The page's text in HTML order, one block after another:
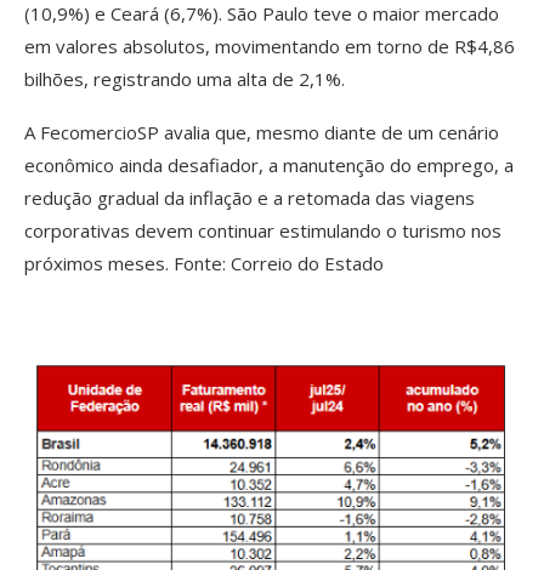
(10,9%) e Ceará (6,7%). São Paulo teve o maior mercado
em valores absolutos, movimentando em torno de R$4,86
bilhões, registrando uma alta de 2,1%.
A FecomercioSP avalia que, mesmo diante de um cenário
econômico ainda desafiador, a manutenção do emprego, a
redução gradual da inflação e a retomada das viagens
corporativas devem continuar estimulando o turismo nos
próximos meses. Fonte: Correio do Estado